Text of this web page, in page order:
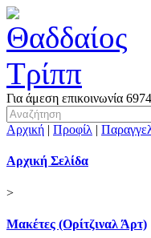
Για άμεση επικοινωνία
Αρχική | Προφίλ |
Αρχική Σελίδα
>
Μακέτες (Ορίτζιναλ Άρτ)